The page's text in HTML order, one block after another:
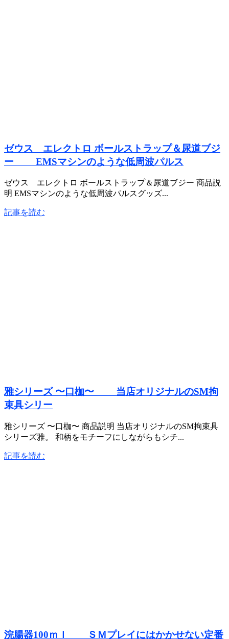
ゼウス エレクトロ ボールストラップ＆尿道ブジ
ー EMSマシンのような低周波パルス
ゼウス エレクトロ ボールストラップ＆尿道ブジー 商品説
明 EMSマシンのような低周波パルスグッズ...
記事を読む
雅シリーズ 〜口枷〜 当店オリジナルのSM拘
束具シリー
雅シリーズ 〜口枷〜 商品説明 当店オリジナルのSM拘束具
シリーズ雅。 和柄をモチーフにしながらもシチ...
記事を読む
浣腸器100ｍｌ ＳＭプレイにはかかせない定番